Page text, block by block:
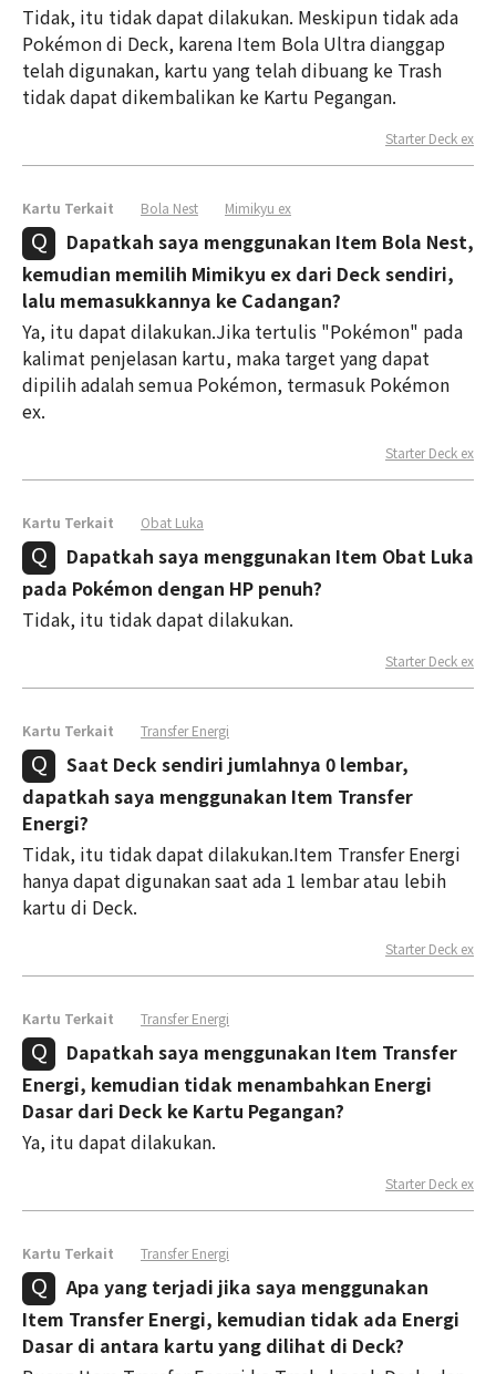
Tidak, itu tidak dapat dilakukan. Meskipun tidak ada
Pokémon di Deck, karena Item Bola Ultra dianggap
telah digunakan, kartu yang telah dibuang ke Trash
tidak dapat dikembalikan ke Kartu Pegangan.
Starter Deck ex
Kartu Terkait Bola Nest Mimikyu ex
Dapatkah saya menggunakan Item Bola Nest,
kemudian memilih Mimikyu ex dari Deck sendiri,
lalu memasukkannya ke Cadangan?
Ya, itu dapat dilakukan.Jika tertulis "Pokémon" pada
kalimat penjelasan kartu, maka target yang dapat
dipilih adalah semua Pokémon, termasuk Pokémon
ex.
Starter Deck ex
Kartu Terkait Obat Luka
Dapatkah saya menggunakan Item Obat Luka
pada Pokémon dengan HP penuh?
Tidak, itu tidak dapat dilakukan.
Starter Deck ex
Kartu Terkait Transfer Energi
Saat Deck sendiri jumlahnya 0 lembar,
dapatkah saya menggunakan Item Transfer
Energi?
Tidak, itu tidak dapat dilakukan.Item Transfer Energi
hanya dapat digunakan saat ada 1 lembar atau lebih
kartu di Deck.
Starter Deck ex
Kartu Terkait Transfer Energi
Dapatkah saya menggunakan Item Transfer
Energi, kemudian tidak menambahkan Energi
Dasar dari Deck ke Kartu Pegangan?
Ya, itu dapat dilakukan.
Starter Deck ex
Kartu Terkait Transfer Energi
Apa yang terjadi jika saya menggunakan
Item Transfer Energi, kemudian tidak ada Energi
Dasar di antara kartu yang dilihat di Deck?